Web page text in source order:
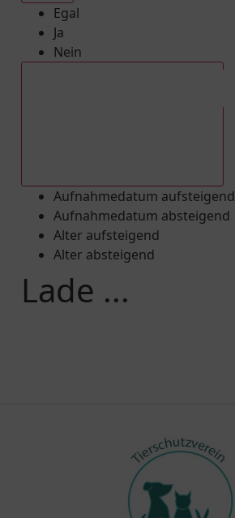
Egal
Ja
Nein
Aufnahmedatum aufsteigend
Aufnahmedatum absteigend
Alter aufsteigend
Alter absteigend
Lade ...